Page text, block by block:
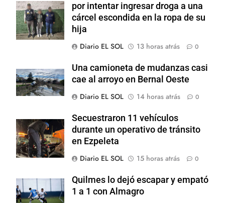
por intentar ingresar droga a una
cárcel escondida en la ropa de su
hija
Diario EL SOL
13 horas atrás 0
Una camioneta de mudanzas casi
cae al arroyo en Bernal Oeste
Diario EL SOL
14 horas atrás 0
Secuestraron 11 vehículos
durante un operativo de tránsito
en Ezpeleta
Diario EL SOL
15 horas atrás 0
Quilmes lo dejó escapar y empató
1 a 1 con Almagro